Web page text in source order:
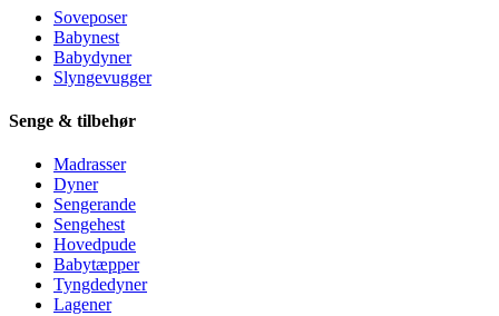
Soveposer
Babynest
Babydyner
Slyngevugger
Senge & tilbehør
Madrasser
Dyner
Sengerande
Sengehest
Hovedpude
Babytæpper
Tyngdedyner
Lagener